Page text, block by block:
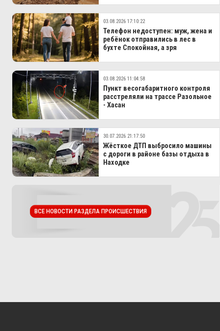
03.08.2026 17:10:22
Телефон недоступен: муж, жена и
ребёнок отправились в лес в
бухте Спокойная, а зря
03.08.2026 11:04:58
Пункт весогабаритного контроля
расстреляли на трассе Разольное
- Хасан
30.07.2026 21:17:50
Жёсткое ДТП выбросило машины
с дороги в районе базы отдыха в
Находке
ВСЕ НОВОСТИ РАЗДЕЛА ПРОИСШЕСТВИЯ